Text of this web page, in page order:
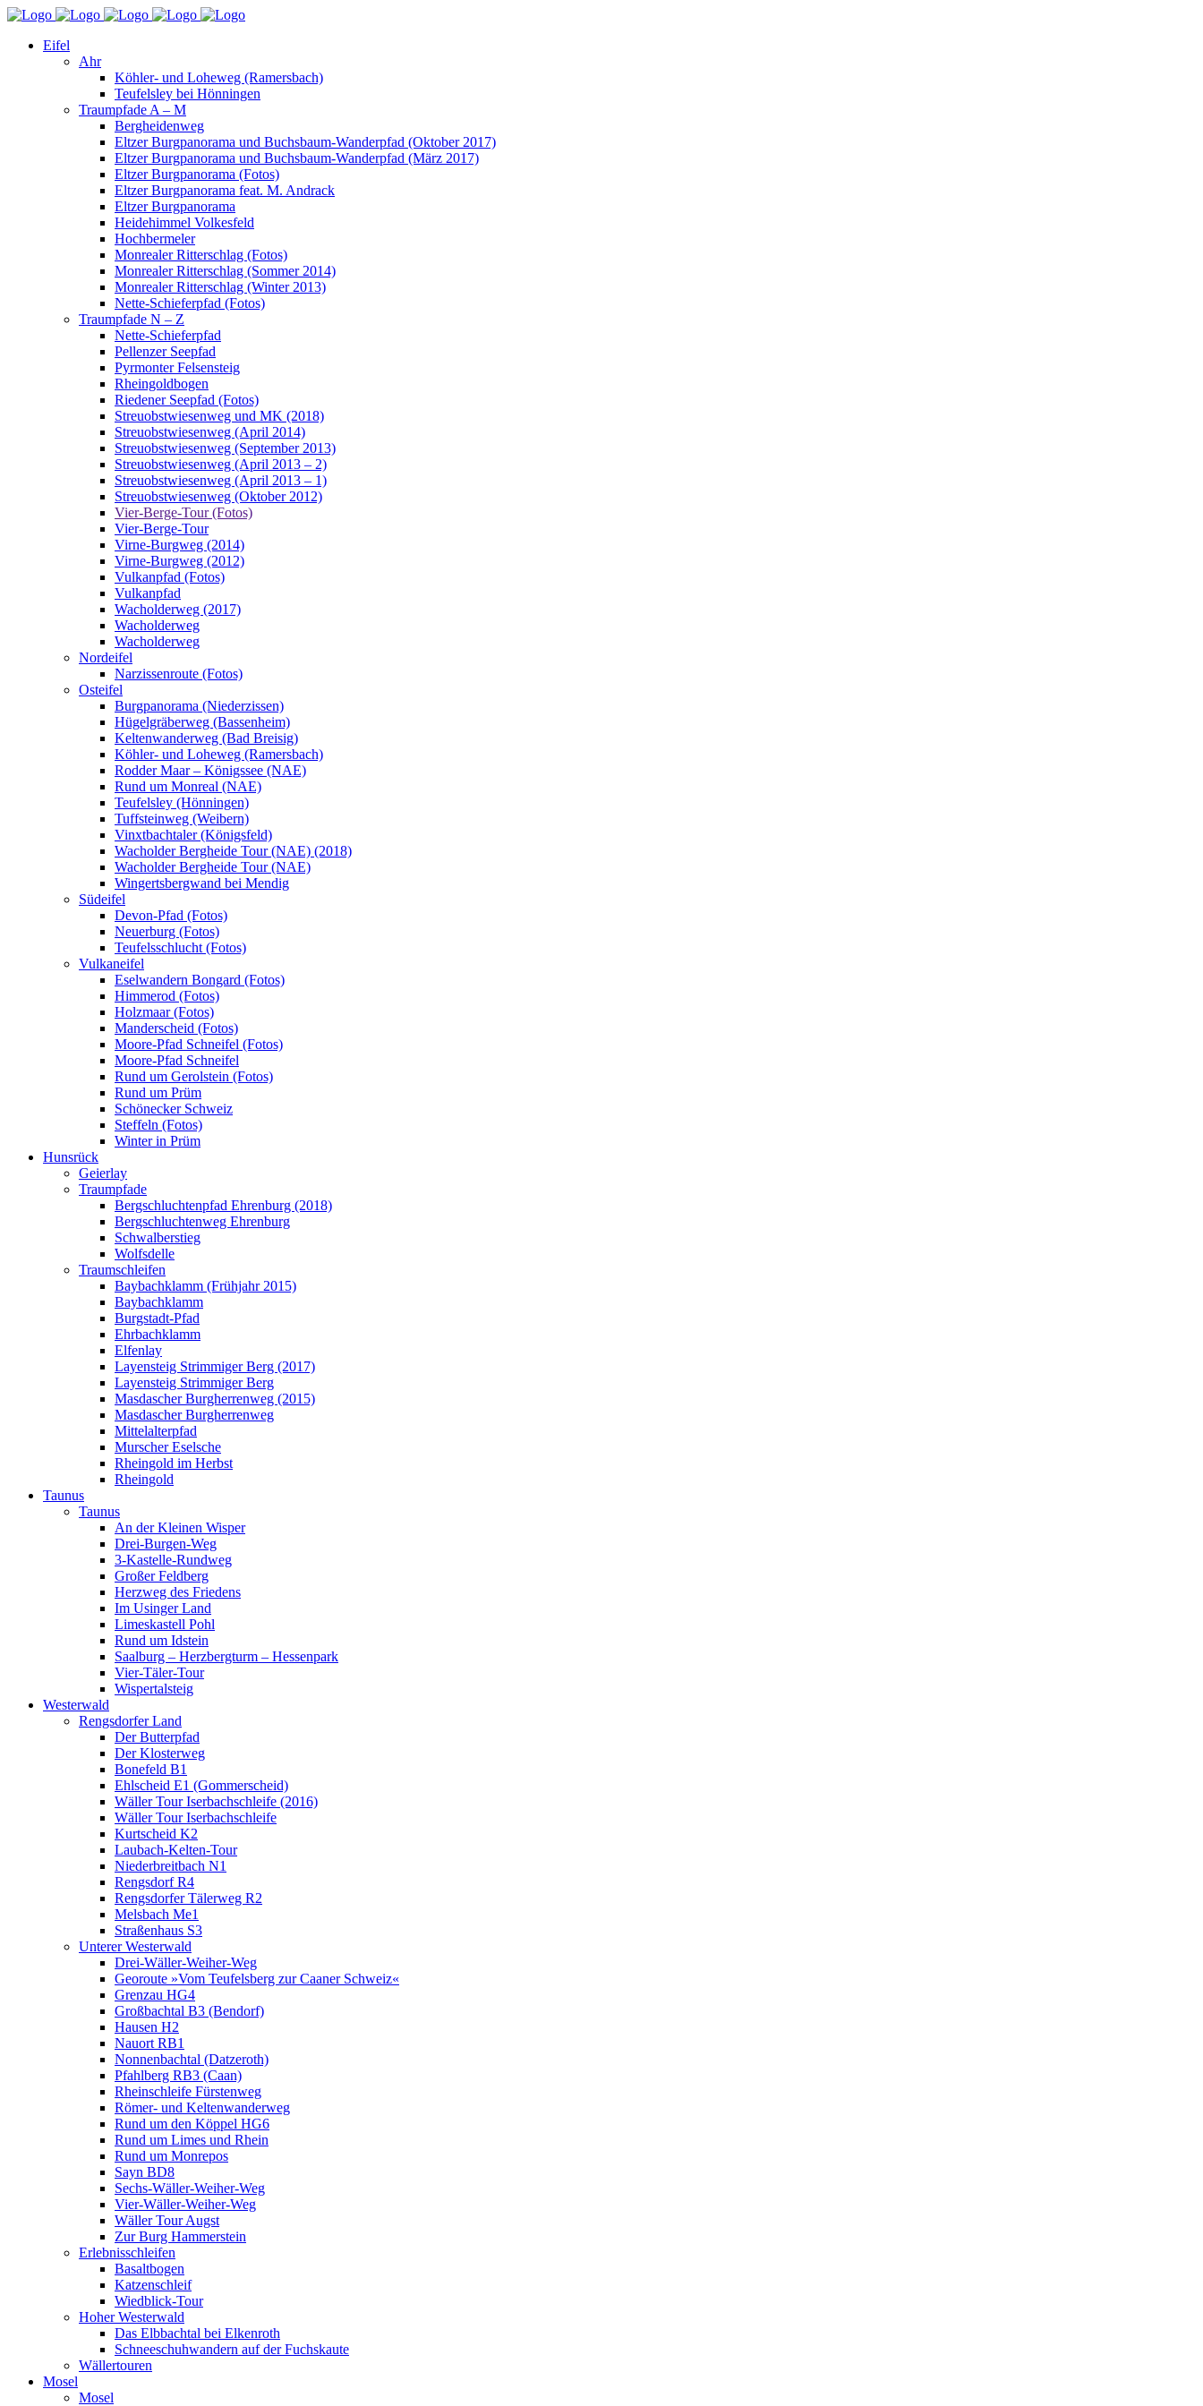
Eifel
Ahr
Köhler- und Loheweg (Ramersbach)
Teufelsley bei Hönningen
Traumpfade A – M
Bergheidenweg
Eltzer Burgpanorama und Buchsbaum-Wanderpfad (Oktober 2017)
Eltzer Burgpanorama und Buchsbaum-Wanderpfad (März 2017)
Eltzer Burgpanorama (Fotos)
Eltzer Burgpanorama feat. M. Andrack
Eltzer Burgpanorama
Heidehimmel Volkesfeld
Hochbermeler
Monrealer Ritterschlag (Fotos)
Monrealer Ritterschlag (Sommer 2014)
Monrealer Ritterschlag (Winter 2013)
Nette-Schieferpfad (Fotos)
Traumpfade N – Z
Nette-Schieferpfad
Pellenzer Seepfad
Pyrmonter Felsensteig
Rheingoldbogen
Riedener Seepfad (Fotos)
Streuobstwiesenweg und MK (2018)
Streuobstwiesenweg (April 2014)
Streuobstwiesenweg (September 2013)
Streuobstwiesenweg (April 2013 – 2)
Streuobstwiesenweg (April 2013 – 1)
Streuobstwiesenweg (Oktober 2012)
Vier-Berge-Tour (Fotos)
Vier-Berge-Tour
Virne-Burgweg (2014)
Virne-Burgweg (2012)
Vulkanpfad (Fotos)
Vulkanpfad
Wacholderweg (2017)
Wacholderweg
Wacholderweg
Nordeifel
Narzissenroute (Fotos)
Osteifel
Burgpanorama (Niederzissen)
Hügelgräberweg (Bassenheim)
Keltenwanderweg (Bad Breisig)
Köhler- und Loheweg (Ramersbach)
Rodder Maar – Königssee (NAE)
Rund um Monreal (NAE)
Teufelsley (Hönningen)
Tuffsteinweg (Weibern)
Vinxtbachtaler (Königsfeld)
Wacholder Bergheide Tour (NAE) (2018)
Wacholder Bergheide Tour (NAE)
Wingertsbergwand bei Mendig
Südeifel
Devon-Pfad (Fotos)
Neuerburg (Fotos)
Teufelsschlucht (Fotos)
Vulkaneifel
Eselwandern Bongard (Fotos)
Himmerod (Fotos)
Holzmaar (Fotos)
Manderscheid (Fotos)
Moore-Pfad Schneifel (Fotos)
Moore-Pfad Schneifel
Rund um Gerolstein (Fotos)
Rund um Prüm
Schönecker Schweiz
Steffeln (Fotos)
Winter in Prüm
Hunsrück
Geierlay
Traumpfade
Bergschluchtenpfad Ehrenburg (2018)
Bergschluchtenweg Ehrenburg
Schwalberstieg
Wolfsdelle
Traumschleifen
Baybachklamm (Frühjahr 2015)
Baybachklamm
Burgstadt-Pfad
Ehrbachklamm
Elfenlay
Layensteig Strimmiger Berg (2017)
Layensteig Strimmiger Berg
Masdascher Burgherrenweg (2015)
Masdascher Burgherrenweg
Mittelalterpfad
Murscher Eselsche
Rheingold im Herbst
Rheingold
Taunus
Taunus
An der Kleinen Wisper
Drei-Burgen-Weg
3-Kastelle-Rundweg
Großer Feldberg
Herzweg des Friedens
Im Usinger Land
Limeskastell Pohl
Rund um Idstein
Saalburg – Herzbergturm – Hessenpark
Vier-Täler-Tour
Wispertalsteig
Westerwald
Rengsdorfer Land
Der Butterpfad
Der Klosterweg
Bonefeld B1
Ehlscheid E1 (Gommerscheid)
Wäller Tour Iserbachschleife (2016)
Wäller Tour Iserbachschleife
Kurtscheid K2
Laubach-Kelten-Tour
Niederbreitbach N1
Rengsdorf R4
Rengsdorfer Tälerweg R2
Melsbach Me1
Straßenhaus S3
Unterer Westerwald
Drei-Wäller-Weiher-Weg
Georoute »Vom Teufelsberg zur Caaner Schweiz«
Grenzau HG4
Großbachtal B3 (Bendorf)
Hausen H2
Nauort RB1
Nonnenbachtal (Datzeroth)
Pfahlberg RB3 (Caan)
Rheinschleife Fürstenweg
Römer- und Keltenwanderweg
Rund um den Köppel HG6
Rund um Limes und Rhein
Rund um Monrepos
Sayn BD8
Sechs-Wäller-Weiher-Weg
Vier-Wäller-Weiher-Weg
Wäller Tour Augst
Zur Burg Hammerstein
Erlebnisschleifen
Basaltbogen
Katzenschleif
Wiedblick-Tour
Hoher Westerwald
Das Elbbachtal bei Elkenroth
Schneeschuhwandern auf der Fuchskaute
Wällertouren
Mosel
Mosel